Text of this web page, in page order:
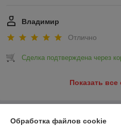
Владимир
Отлично
Сделка подтверждена через
Показать
О нас
Обработка файлов cookie